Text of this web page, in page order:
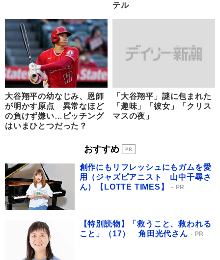
テル
大谷翔平の幼なじみ、恩師
が明かす原点 異常なほど
の負けず嫌い…ピッチング
はいまひとつだった？
「大谷翔平」謎に包まれた
「趣味」「彼女」「クリス
マスの夜」
おすすめ
創作にもリフレッシュにもガムを愛
用（ジャズピアニスト 山中千尋さ
ん）【LOTTE TIMES】
PR
【特別読物】「救うこと、救われる
こと」（17） 角田光代さん
PR